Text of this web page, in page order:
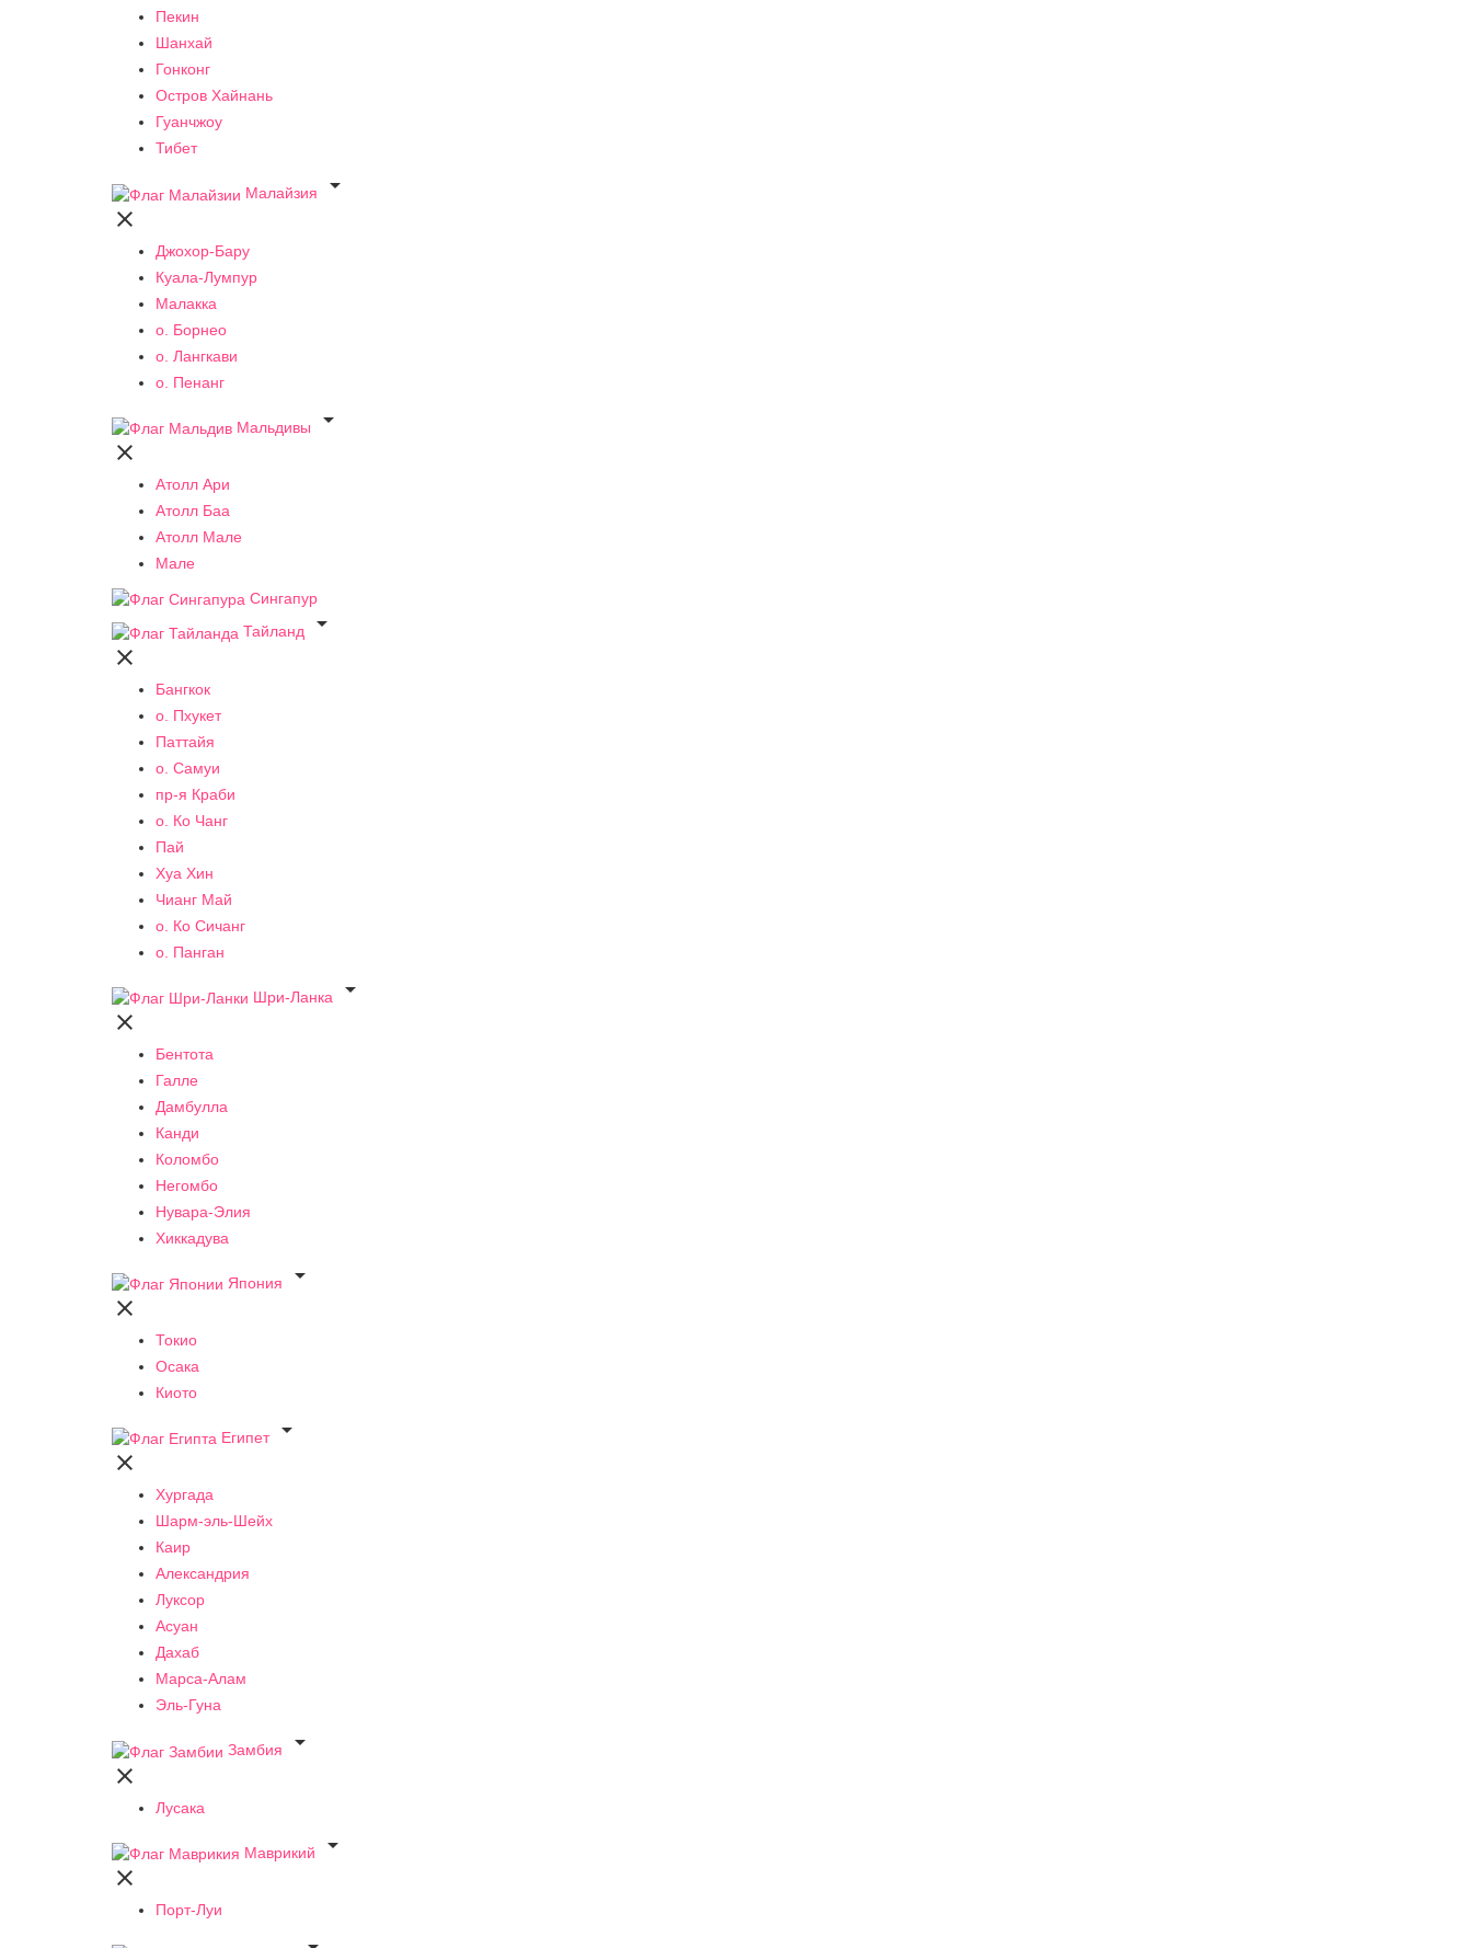
Пекин
Шанхай
Гонконг
Остров Хайнань
Гуанчжоу
Тибет
Малайзия


Джохор-Бару
Куала-Лумпур
Малакка
о. Борнео
о. Лангкави
о. Пенанг
Мальдивы


Атолл Ари
Атолл Баа
Атолл Мале
Мале
Сингапур
Тайланд


Бангкок
о. Пхукет
Паттайя
о. Самуи
пр-я Краби
о. Ко Чанг
Пай
Хуа Хин
Чианг Май
о. Ко Сичанг
о. Панган
Шри-Ланка


Бентота
Галле
Дамбулла
Канди
Коломбо
Негомбо
Нувара-Элия
Хиккадува
Япония


Токио
Осака
Киото
Египет


Хургада
Шарм-эль-Шейх
Каир
Александрия
Луксор
Асуан
Дахаб
Марса-Алам
Эль-Гуна
Замбия


Лусака
Маврикий


Порт-Луи